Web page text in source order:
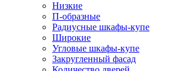
Низкие
П-образные
Радиусные шкафы-купе
Широкие
Угловые шкафы-купе
Закругленный фасад